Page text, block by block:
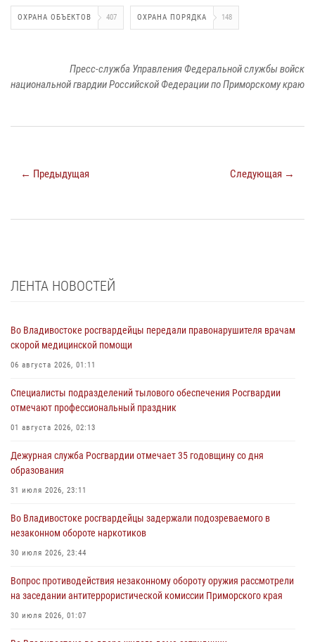
ОХРАНА ОБЪЕКТОВ 407 ОХРАНА ПОРЯДКА 148
Пресс-служба Управления Федеральной службы войск
национальной гвардии Российской Федерации по Приморскому краю
← Предыдущая Следующая →
ЛЕНТА НОВОСТЕЙ
Во Владивостоке росгвардейцы передали правонарушителя врачам
скорой медицинской помощи
06 августа 2026, 01:11
Специалисты подразделений тылового обеспечения Росгвардии
отмечают профессиональный праздник
01 августа 2026, 02:13
Дежурная служба Росгвардии отмечает 35 годовщину со дня
образования
31 июля 2026, 23:11
Во Владивостоке росгвардейцы задержали подозреваемого в
незаконном обороте наркотиков
30 июля 2026, 23:44
Вопрос противодействия незаконному обороту оружия рассмотрели
на заседании антитеррористической комиссии Приморского края
30 июля 2026, 01:07